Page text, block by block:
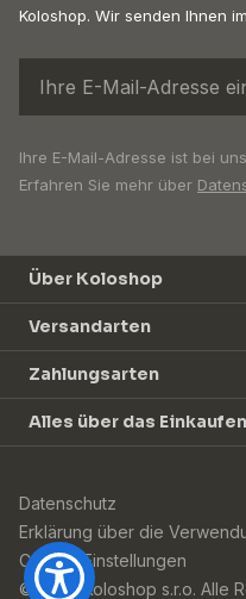
Koloshop. Wir senden Ihnen
Ihre E-Mail-Adresse ist bei
Erfahren Sie mehr über
Über Koloshop
Versandarten
Zahlungsarten
Alles über das Einkaufen
Datenschutz
Erklärung über die
Cookie-Einstellungen
© 2026 Koloshop s.r.o. Alle